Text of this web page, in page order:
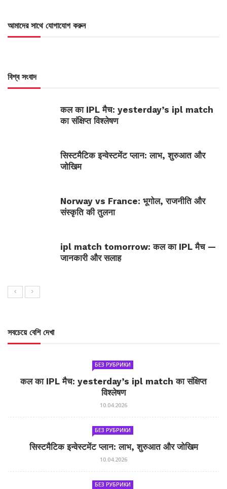
আমাদের সাথে যোগাযোগ করুন
বিশ্ব সংবাদ
कल का IPL मैच: yesterday’s ipl match
का संक्षिप्त विश्लेषण
सिस्टमैटिक इन्वेस्टमेंट प्लान: लाभ, शुरुआत और
जोखिम
Norway vs France: भूगोल, राजनीति और
संस्कृति की तुलना
ipl match tomorrow: कल का IPL मैच —
जानकारी और सलाह
সবচেয়ে বেশি দেখা
БЕЗ РУБРИКИ
कल का IPL मैच: yesterday’s ipl match का संक्षिप्त
विश्लेषण
10.04.2026
БЕЗ РУБРИКИ
सिस्टमैटिक इन्वेस्टमेंट प्लान: लाभ, शुरुआत और जोखिम
10.04.2026
БЕЗ РУБРИКИ